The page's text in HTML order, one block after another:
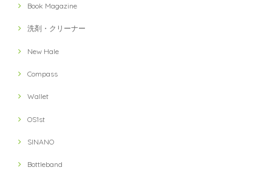
Book Magazine
洗剤・クリーナー
New Hale
Compass
Wallet
OS1st
SINANO
Bottleband